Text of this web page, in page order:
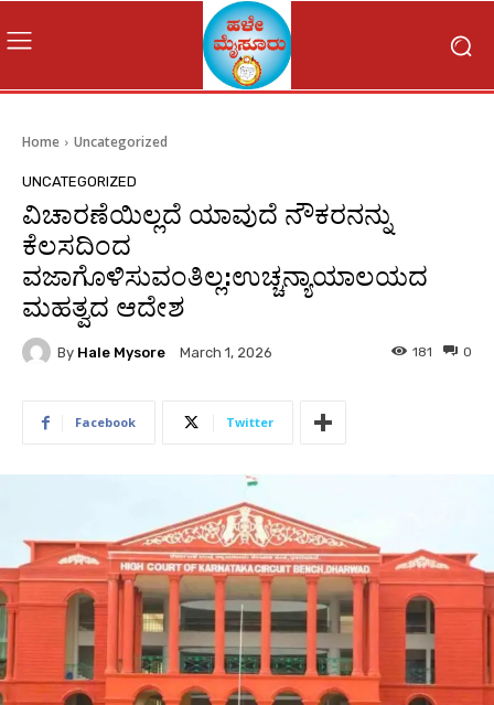
Home Uncategorized
UNCATEGORIZED
ವಿಚಾರಣೆಯಿಲ್ಲದೆ ಯಾವುದೆ ನೌಕರನನ್ನು
ಕೆಲಸದಿಂದ
ವಜಾಗೊಳಿಸುವಂತಿಲ್ಲ:ಉಚ್ಚನ್ಯಾಯಾಲಯದ
ಮಹತ್ವದ ಆದೇಶ
By Hale Mysore March 1, 2026 0
181
Facebook Twitter